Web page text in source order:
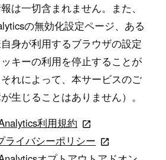
は一切含まれません。また、
の無効化設定ページ、ある
身が利用するブラウザの設定
キーの利用を停止することが
れによって、本サービスのご
生じることはありません）。
利用規約
ライバシーポリシー